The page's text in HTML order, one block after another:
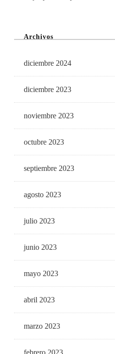
Archivos
diciembre 2024
diciembre 2023
noviembre 2023
octubre 2023
septiembre 2023
agosto 2023
julio 2023
junio 2023
mayo 2023
abril 2023
marzo 2023